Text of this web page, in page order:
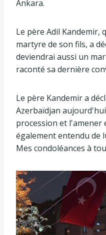
Ankara.
Le père Adil Kandemir,
martyre de son fils, a
deviendrai aussi un
raconté sa dernière
Le père Kandemir a
Azerbaïdjan
procession et l'amener
également entendu de
Mes condoléances à